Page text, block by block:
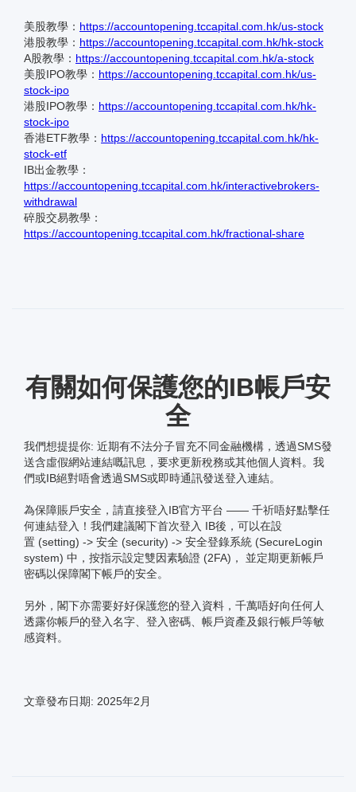
美股教學： https://accountopening.tccapital.com.hk/us-stock
港股教學： https://accountopening.tccapital.com.hk/hk-stock
A股教學： https://accountopening.tccapital.com.hk/a-stock
美股IPO教學： https://accountopening.tccapital.com.hk/us-
stock-ipo
港股IPO教學： https://accountopening.tccapital.com.hk/hk-
stock-ipo
香港ETF教學： https://accountopening.tccapital.com.hk/hk-
stock-etf
IB出金教學：
https://accountopening.tccapital.com.hk/interactivebrokers-
withdrawal
碎股交易教學：
https://accountopening.tccapital.com.hk/fractional-share
有關如何保護您的IB帳戶安
全
我們想提提你: 近期有不法分子冒充不同金融機構，透過SMS發
送含虛假網站連結嘅訊息，要求更新稅務或其他個人資料。我
們或IB絕對唔會透過SMS或即時通訊發送登入連結。
為保障賬戶安全，請直接登入IB官方平台 —— 千祈唔好點擊任
何連結登入！我們建議閣下首次登入 IB後，可以在設
置 (setting) -> 安全 (security) -> 安全登錄系統 (SecureLogin
system) 中，按指示設定雙因素驗證 (2FA)， 並定期更新帳戶
密碼以保障閣下帳戶的安全。
另外，閣下亦需要好好保護您的登入資料，千萬唔好向任何人
透露你帳戶的登入名字、登入密碼、帳戶資產及銀行帳戶等敏
感資料。
文章發布日期: 2025年2月